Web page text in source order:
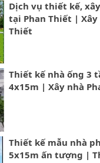
Dịch vụ thiết kế,
tại Phan Thiết | Xây
Thiết
Thiết kế nhà ống 3
4x15m | Xây nhà
Thiết kế mẫu nhà
5x15m ấn tượng |